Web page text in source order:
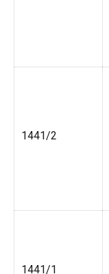
1441/2
1441/1